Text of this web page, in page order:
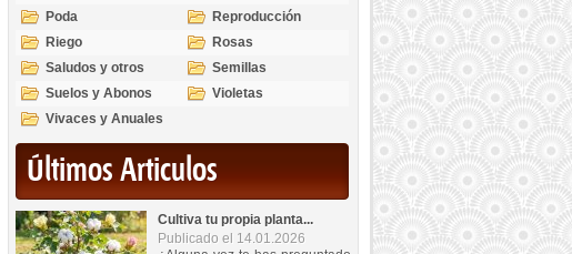
Poda
Reproducción
Riego
Rosas
Saludos y otros
temas
Semillas
Suelos y Abonos
Violetas
Vivaces y Anuales
Últimos Articulos
Cultiva tu propia planta...
Publicado el 14.01.2026